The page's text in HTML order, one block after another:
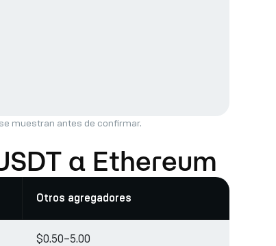
muestran antes de confirmar.
a Ethereum
Otros agregadores
$0.50–5.00